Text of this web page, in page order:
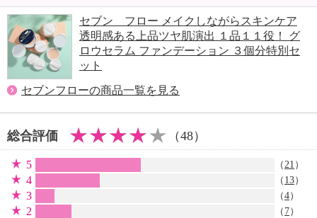
セブン フロー メイクしながらスキンケア
透明感ある上品ツヤ肌演出 １品１１役！ グ
ロウセラム ファンデーション ３個分特別セ
ット
セブンフローの商品一覧を見る
総合評価 （48）
5 （21 ）
4 （ 13）
3 （4）
2 （ 7）